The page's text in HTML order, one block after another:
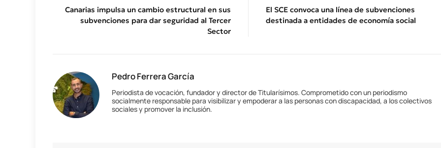
Canarias impulsa un cambio estructural en sus
subvenciones para dar seguridad al Tercer
Sector
El SCE convoca una línea de subvenciones
destinada a entidades de economía social
Pedro Ferrera García
Periodista de vocación, fundador y director de Titularísimos. Comprometido con un periodismo
socialmente responsable para visibilizar y empoderar a las personas con discapacidad, a los colectivos
sociales y promover la inclusión.